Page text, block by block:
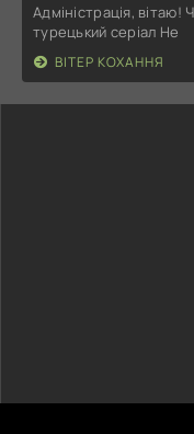
Адміністрація, вітаю!
турецький серіал Не
ВІТЕР КОХАННЯ